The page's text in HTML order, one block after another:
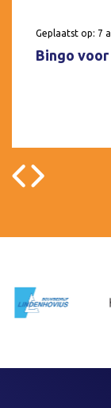
Geplaatst op: 7
Bingo